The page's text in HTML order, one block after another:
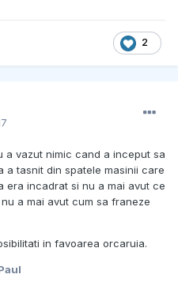
2
a vazut nimic cand a inceput sa
a tasnit din spatele masinii care
era incadrat si nu a mai avut ce
a mai avut cum sa franeze
in favoarea orcaruia.